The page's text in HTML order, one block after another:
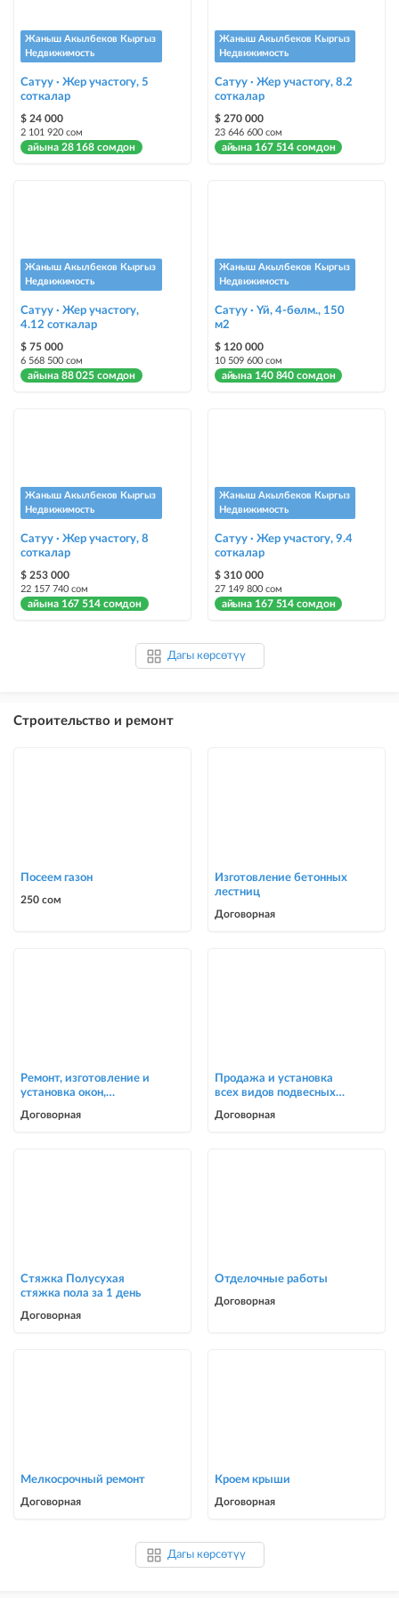
бөлүмүндө көрсөтүлөт
Чаптамалар
Опциялары бар жаркыраган стикерлер сиздин мүлкүңүздү
башкалардан өзгөчөлөнтүп, аны тезирээк сатууга жардам берет
Жаныш Акылбеков Кыргыз
Недвижимость
Сатуу · Жер участогу, 5
соткалар
$ 24 000
2 101 920 сом
айына 28 168 сомдон
Жаныш Акылбеков Кыргыз
Недвижимость
Сатуу · Жер участогу, 8.2
соткалар
$ 270 000
23 646 600 сом
айына 167 514 сомдон
Жаныш Акылбеков Кыргыз
Недвижимость
Сатуу · Жер участогу,
4.12 соткалар
$ 75 000
6 568 500 сом
айына 88 025 сомдон
Жаныш Акылбеков Кыргыз
Недвижимость
Сатуу · Үй, 4-бөлм., 150
м2
$ 120 000
10 509 600 сом
айына 140 840 сомдон
Жаныш Акылбеков Кыргыз
Недвижимость
Сатуу · Жер участогу, 8
соткалар
$ 253 000
22 157 740 сом
айына 167 514 сомдон
Жаныш Акылбеков Кыргыз
Недвижимость
Сатуу · Жер участогу, 9.4
соткалар
$ 310 000
27 149 800 сом
айына 167 514 сомдон
Дагы көрсөтүү
Строительство и ремонт
Посеем газон
250 сом
Изготовление бетонных
лестниц
Договорная
Ремонт, изготовление и
установка окон,
Договорная
Продажа и установка
всех видов подвесных
Договорная
Стяжка Полусухая
стяжка пола за 1 день
Договорная
Отделочные работы
Договорная
Мелкосрочный ремонт
Договорная
Кроем крыши
Договорная
Дагы көрсөтүү